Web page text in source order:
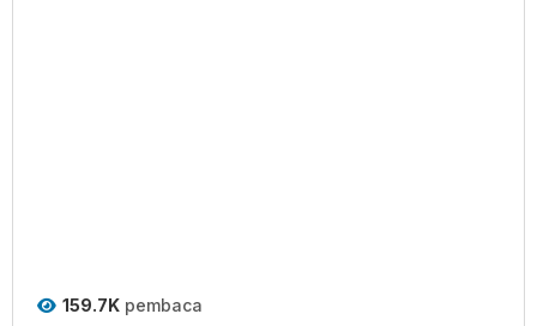
159.7K pembaca